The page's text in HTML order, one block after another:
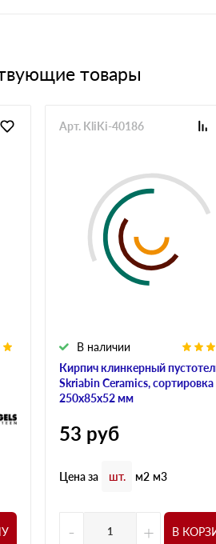
товары
Кирпич клинкерный
Skriabin Ceramics, сортировка
250х85х52 мм
В наличии
Арт. KliKi-40186
53 руб
Цена за шт. м2 м3
- + В